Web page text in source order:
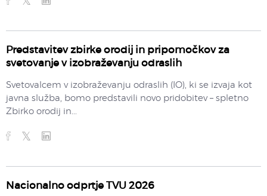
Predstavitev zbirke orodij in pripomočkov za
svetovanje v izobraževanju odraslih
Svetovalcem v izobraževanju odraslih (IO), ki se izvaja kot
javna služba, bomo predstavili novo pridobitev – spletno
Zbirko orodij in...
Nacionalno odprtje TVU 2026